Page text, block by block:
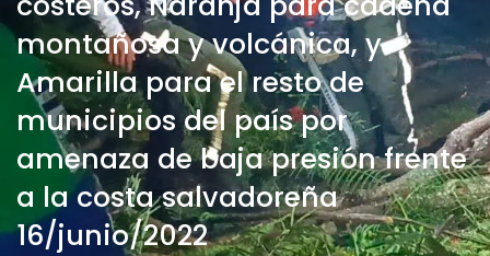
montañosa y volcánica, y
Amarilla para el resto de
municipios del país por
amenaza de baja presión frente
a la costa salvadoreña
16/junio/2022